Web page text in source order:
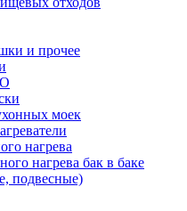
и прочее
моек
нагрева
нагрева бак в баке
подвесные)